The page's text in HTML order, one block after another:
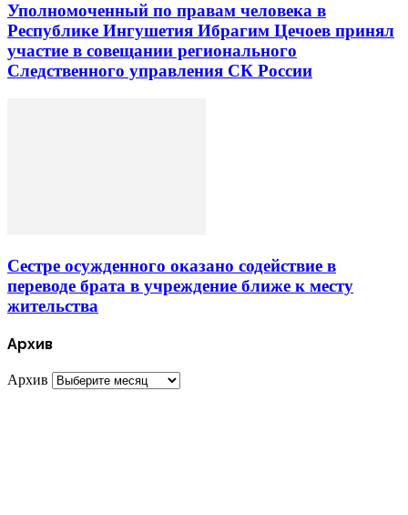
Уполномоченный по правам человека в
Республике Ингушетия Ибрагим Цечоев принял
участие в совещании регионального
Следственного управления СК России
Сестре осужденного оказано содействие в
переводе брата в учреждение ближе к месту
жительства
Архив
Архив